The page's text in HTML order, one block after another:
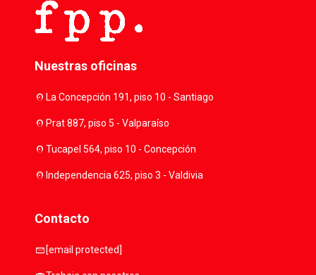
Nuestras oficinas
location_onLa Concepción 191, piso 10 - Santiago
location_onPrat 887, piso 5 - Valparaíso
location_onTucapel 564, piso 10 - Concepción
location_onIndependencia 625, piso 3 - Valdivia
Contacto
mail [email protected]